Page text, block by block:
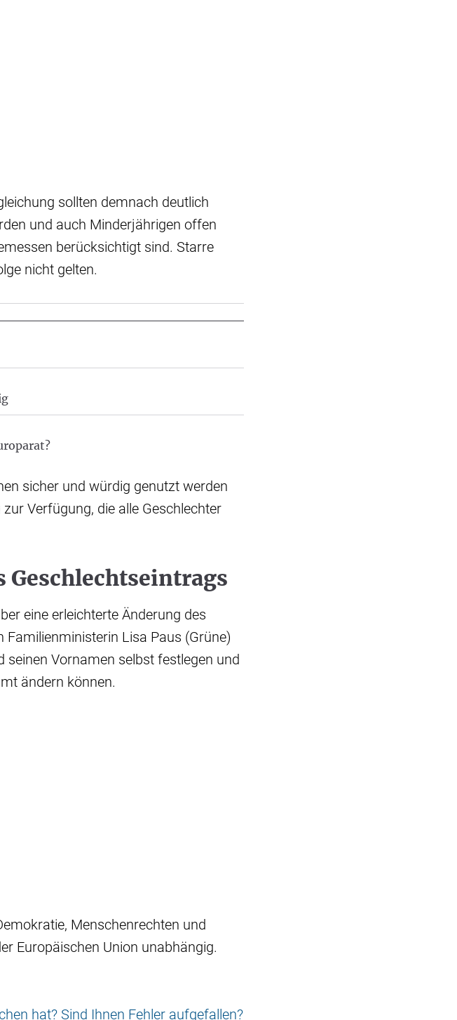
sollten demnach deutlich
und auch Minderjährigen offen
berücksichtigt sind. Starre
nicht gelten.
sicher und würdig genutzt werden
Verfügung, die alle Geschlechter
Geschlechtseintrags
eine erleichterte Änderung des
Lisa Paus (Grüne)
Vornamen selbst festlegen und
ändern können.
Menschenrechten und
Europäischen Union unabhängig.
hat? Sind Ihnen Fehler aufgefallen?